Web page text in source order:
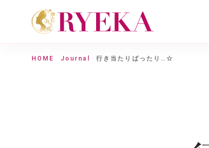
HOME Journal 行き当たりばったり…☆